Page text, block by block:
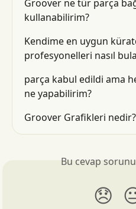
Groover ne tür parça
kullanabilirim?
Kendime en uygun
profesyonelleri nasıl
parça kabul edildi ama
ne yapabilirim?
Groover Grafikleri nedir?
Bu cevap
😞